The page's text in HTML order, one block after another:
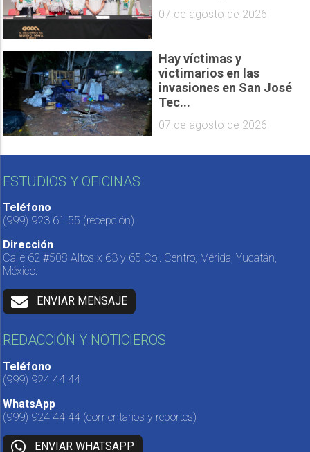
07 de agosto de 2026
Hay víctimas y
victimarios en las
invasiones en San José
Tec...
07 de agosto de 2026
ESTUDIOS Y OFICINAS
Teléfono
(999) 923 61 55 (recepción)
Dirección
Calle 62 #508 Altos x 63 y 65 Col. Centro, Mérida, Yucatán,
México.
ENVIAR MENSAJE
REDACCIÓN Y NOTICIEROS
Teléfono
(999) 924 44 44
WhatsApp
(999) 924 44 44 (comentarios y reportes)
ENVIAR WHATSAPP